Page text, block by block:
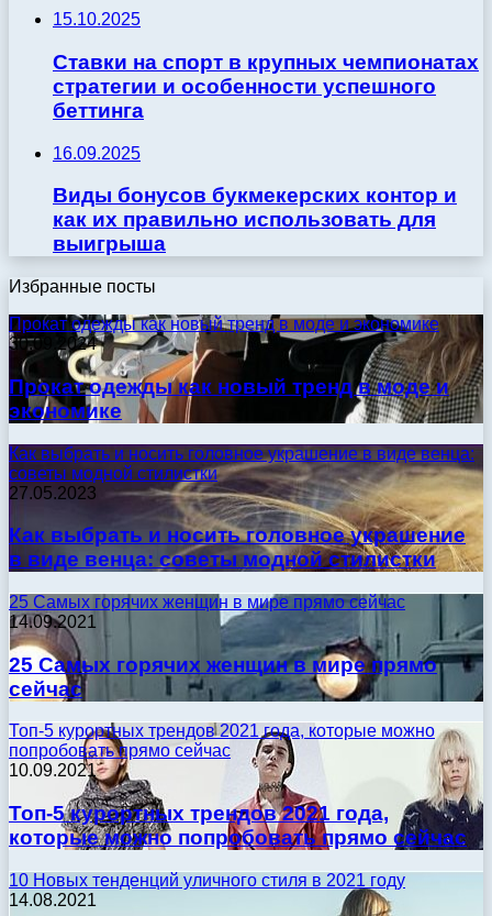
15.10.2025
Ставки на спорт в крупных чемпионатах
стратегии и особенности успешного
беттинга
16.09.2025
Виды бонусов букмекерских контор и
как их правильно использовать для
выигрыша
Избранные посты
Прокат одежды как новый тренд в моде и экономике
30.09.2024
Прокат одежды как новый тренд в моде и
экономике
Как выбрать и носить головное украшение в виде венца:
советы модной стилистки
27.05.2023
Как выбрать и носить головное украшение
в виде венца: советы модной стилистки
25 Самых горячих женщин в мире прямо сейчас
14.09.2021
25 Самых горячих женщин в мире прямо
сейчас
Топ-5 курортных трендов 2021 года, которые можно
попробовать прямо сейчас
10.09.2021
Топ-5 курортных трендов 2021 года,
которые можно попробовать прямо сейчас
10 Новых тенденций уличного стиля в 2021 году
14.08.2021